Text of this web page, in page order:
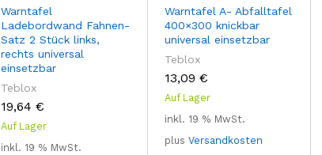
Warntafel
Ladebordwand Fahnen-
Satz 2 Stück links,
rechts universal
einsetzbar
Teblox
19,64 €
Auf Lager
inkl. 19 % MwSt.
Warntafel A- Abfalltafel
400×300 knickbar
universal einsetzbar
Teblox
13,09 €
Auf Lager
inkl. 19 % MwSt.
plus Versandkosten